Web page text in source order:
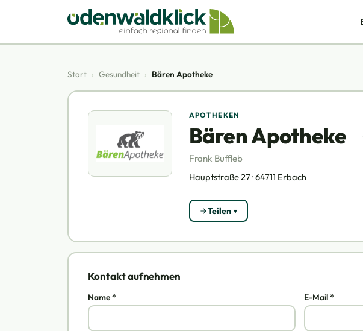
Start › Gesundheit › Bären Apotheke
APOTHEKEN
Bären Apotheke
Frank Buffleb
Hauptstraße 27 · 64711 Erbach
Teilen
Kontakt aufnehmen
Name * E-Mail *